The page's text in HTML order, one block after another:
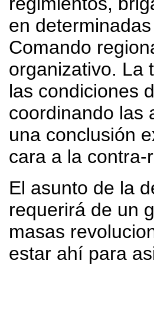
en
Comando
organizativo. La
las condiciones
coordinando las
una conclusión
cara a la
El asunto de la
requerirá de un
masas
estar ahí para